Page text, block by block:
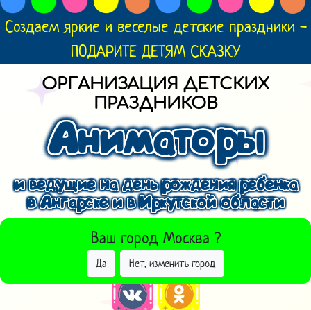
Создаем яркие и веселые детские праздники -
ПОДАРИТЕ ДЕТЯМ СКАЗКУ
ОРГАНИЗАЦИЯ ДЕТСКИХ
ПРАЗДНИКОВ
Аниматоры
и ведущие на день рождения ребенка
в Ангарске и в Иркутской области
Ваш город Москва ?
Да Нет, изменить город
ВЫБРАТЬ ДРУГОЙ ГОРОД